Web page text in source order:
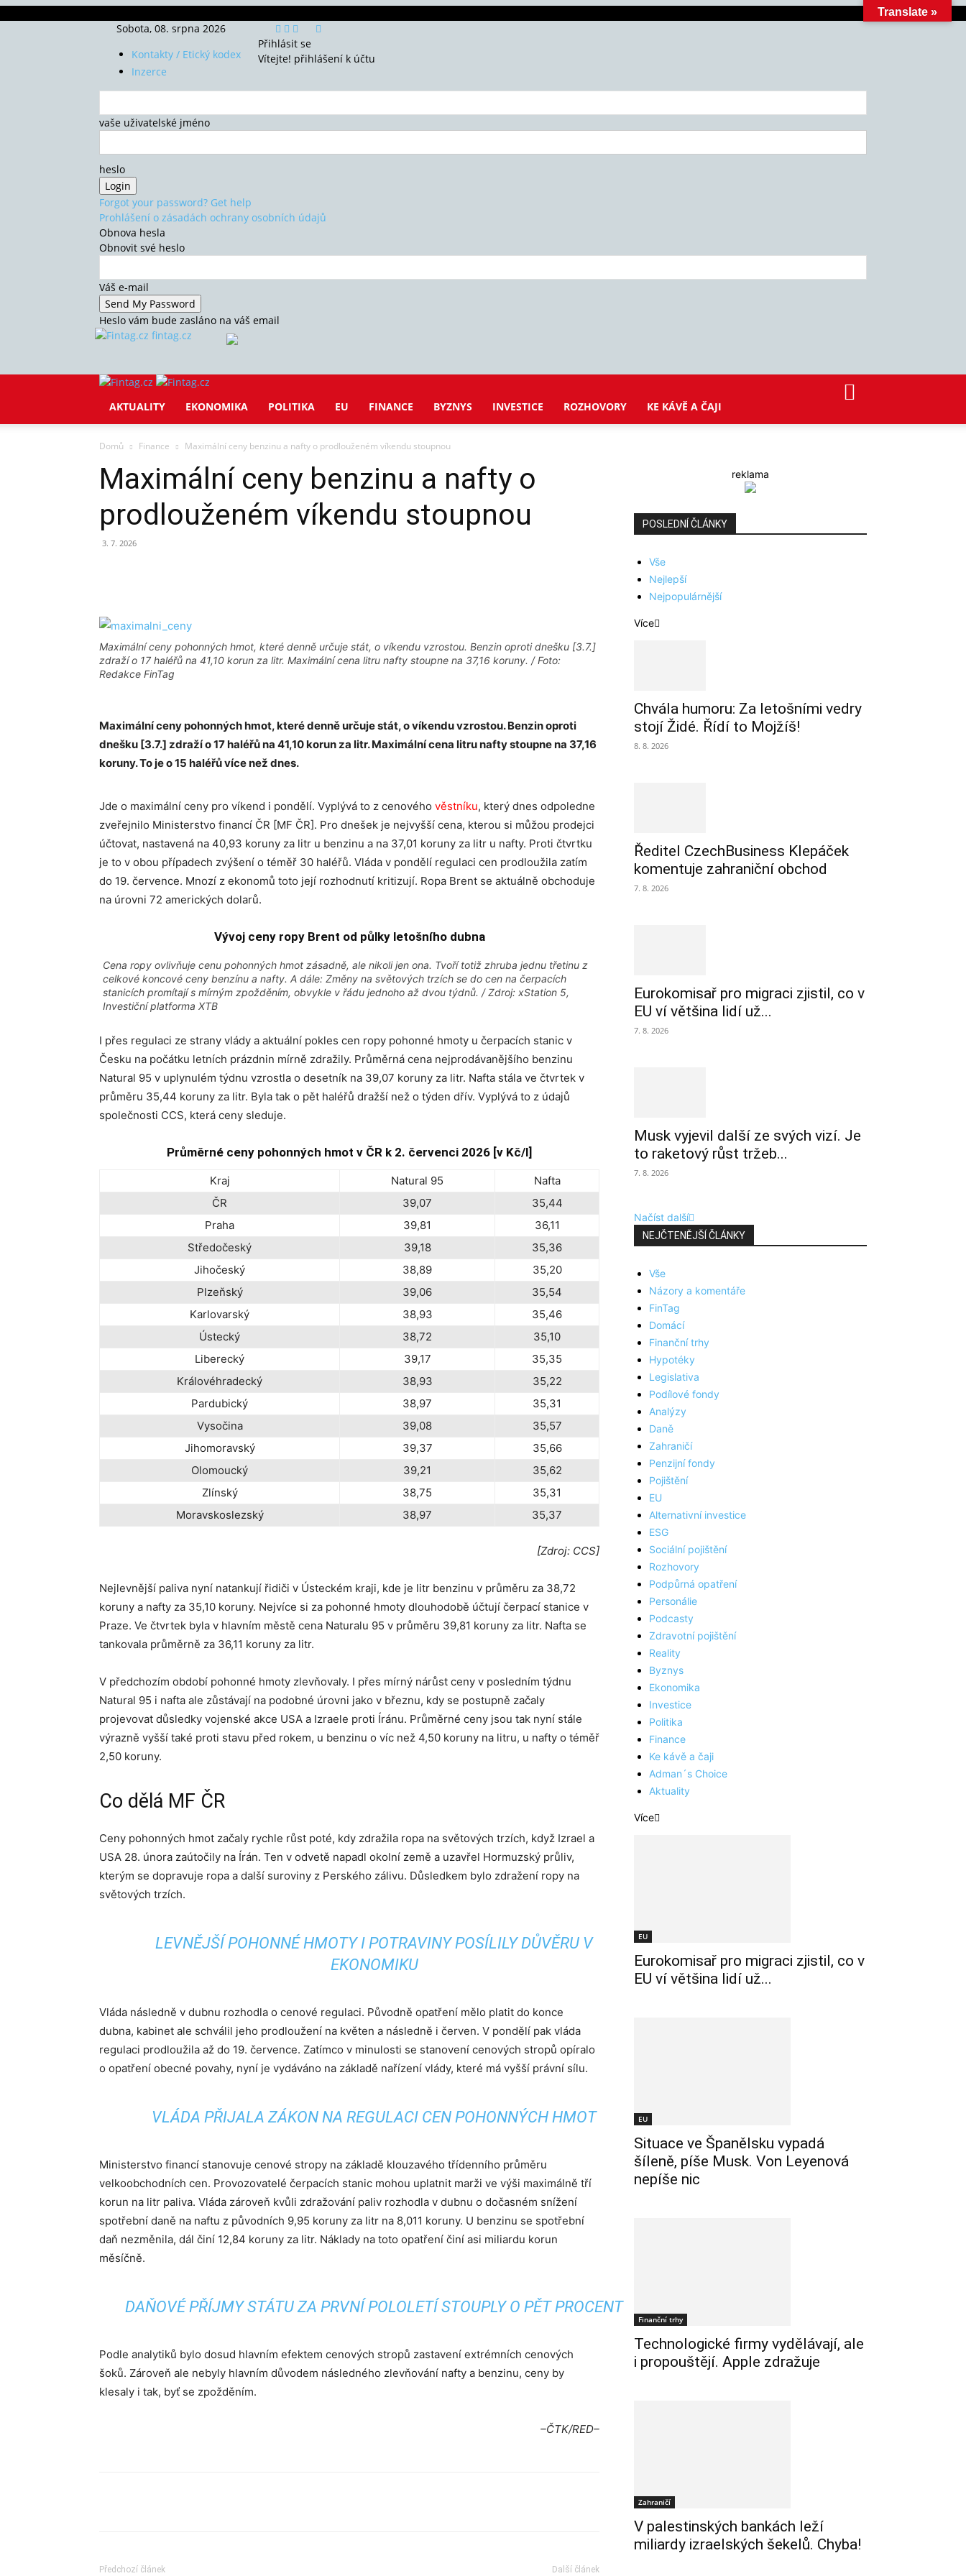
Sobota, 08. srpna 2026
Kontakty / Etický kodex
Inzerce
Přihlásit se
Vítejte! přihlášení k účtu
vaše uživatelské jméno
heslo
Forgot your password? Get help
Prohlášení o zásadách ochrany osobních údajů
Obnova hesla
Obnovit své heslo
Váš e-mail
Heslo vám bude zasláno na váš email
fintag.cz
AKTUALITY EKONOMIKA POLITIKA EU FINANCE BYZNYS INVESTICE ROZHOVORY KE KÁVĚ A ČAJI
Domů Finance Maximální ceny benzinu a nafty o prodlouženém víkendu stoupnou
Maximální ceny benzinu a nafty o
prodlouženém víkendu stoupnou
3. 7. 2026
Maximální ceny pohonných hmot, které denně určuje stát, o víkendu vzrostou. Benzin oproti dnešku [3.7.]
zdraží o 17 haléřů na 41,10 korun za litr. Maximální cena litru nafty stoupne na 37,16 koruny. / Foto:
Redakce FinTag
Maximální ceny pohonných hmot, které denně určuje stát, o víkendu vzrostou. Benzin oproti
dnešku [3.7.] zdraží o 17 haléřů na 41,10 korun za litr. Maximální cena litru nafty stoupne na 37,16
koruny. To je o 15 haléřů více než dnes.
Jde o maximální ceny pro víkend i pondělí. Vyplývá to z cenového věstníku, který dnes odpoledne
zveřejnilo Ministerstvo financí ČR [MF ČR]. Pro dnešek je nejvyšší cena, kterou si můžou prodejci
účtovat, nastavená na 40,93 koruny za litr u benzinu a na 37,01 koruny za litr u nafty. Proti čtvrtku
je to v obou případech zvýšení o téměř 30 haléřů. Vláda v pondělí regulaci cen prodloužila zatím
do 19. července. Mnozí z ekonomů toto její rozhodnutí kritizují. Ropa Brent se aktuálně obchoduje
na úrovni 72 amerických dolarů.
Vývoj ceny ropy Brent od půlky letošního dubna
Cena ropy ovlivňuje cenu pohonných hmot zásadně, ale nikoli jen ona. Tvoří totiž zhruba jednu třetinu z
celkové koncové ceny benzínu a nafty. A dále: Změny na světových trzích se do cen na čerpacích
stanicích promítají s mírným zpožděním, obvykle v řádu jednoho až dvou týdnů. / Zdroj: xStation 5,
Investiční platforma XTB
I přes regulaci ze strany vlády a aktuální pokles cen ropy pohonné hmoty u čerpacích stanic v
Česku na počátku letních prázdnin mírně zdražily. Průměrná cena nejprodávanějšího benzinu
Natural 95 v uplynulém týdnu vzrostla o desetník na 39,07 koruny za litr. Nafta stála ve čtvrtek v
průměru 35,44 koruny za litr. Byla tak o pět haléřů dražší než o týden dřív. Vyplývá to z údajů
společnosti CCS, která ceny sleduje.
Průměrné ceny pohonných hmot v ČR k 2. červenci 2026 [v Kč/l]
Kraj Natural 95
Nafta
ČR
39,07
35,44
Praha
39,81
36,11
Středočeský
39,18
35,36
Jihočeský
38,89
35,20
Plzeňský
39,06
35,54
Karlovarský
38,93
35,46
Ústecký
38,72
35,10
Liberecký
39,17
35,35
Královéhradecký
38,93
35,22
Pardubický
38,97
35,31
Vysočina
39,08
35,57
Jihomoravský
39,37
35,66
Olomoucký
39,21
35,62
Zlínský
38,75
35,31
Moravskoslezský
38,97 35,37
[Zdroj: CCS]
Nejlevnější paliva nyní natankují řidiči v Ústeckém kraji, kde je litr benzinu v průměru za 38,72
koruny a nafty za 35,10 koruny. Nejvíce si za pohonné hmoty dlouhodobě účtují čerpací stanice v
Praze. Ve čtvrtek byla v hlavním městě cena Naturalu 95 v průměru 39,81 koruny za litr. Nafta se
tankovala průměrně za 36,11 koruny za litr.
V předchozím období pohonné hmoty zlevňovaly. I přes mírný nárůst ceny v posledním týdnu
Natural 95 i nafta ale zůstávají na podobné úrovni jako v březnu, kdy se postupně začaly
projevovat důsledky vojenské akce USA a Izraele proti Íránu. Průměrné ceny jsou tak nyní stále
výrazně vyšší také proti stavu před rokem, u benzinu o víc než 4,50 koruny na litru, u nafty o téměř
2,50 koruny.
Co dělá MF ČR
Ceny pohonných hmot začaly rychle růst poté, kdy zdražila ropa na světových trzích, když Izrael a
USA 28. února zaútočily na Írán. Ten v odvetě napadl okolní země a uzavřel Hormuzský průliv,
kterým se dopravuje ropa a další suroviny z Perského zálivu. Důsledkem bylo zdražení ropy na
světových trzích.
LEVNĚJŠÍ POHONNÉ HMOTY I POTRAVINY POSÍLILY DŮVĚRU V
EKONOMIKU
Vláda následně v dubnu rozhodla o cenové regulaci. Původně opatření mělo platit do konce
dubna, kabinet ale schválil jeho prodloužení na květen a následně i červen. V pondělí pak vláda
regulaci prodloužila až do 19. července. Zatímco v minulosti se stanovení cenových stropů opíralo
o opatření obecné povahy, nyní je vydáváno na základě nařízení vlády, které má vyšší právní sílu.
VLÁDA PŘIJALA ZÁKON NA REGULACI CEN POHONNÝCH HMOT
Ministerstvo financí stanovuje cenové stropy na základě klouzavého třídenního průměru
velkoobchodních cen. Provozovatelé čerpacích stanic mohou uplatnit marži ve výši maximálně tří
korun na litr paliva. Vláda zároveň kvůli zdražování paliv rozhodla v dubnu o dočasném snížení
spotřební daně na naftu z původních 9,95 koruny za litr na 8,011 koruny. U benzinu se spotřební
daň nezměnila, dál činí 12,84 koruny za litr. Náklady na toto opatření činí asi miliardu korun
měsíčně.
DAŇOVÉ PŘÍJMY STÁTU ZA PRVNÍ POLOLETÍ STOUPLY O PĚT PROCENT
Podle analytiků bylo dosud hlavním efektem cenových stropů zastavení extrémních cenových
šoků. Zároveň ale nebyly hlavním důvodem následného zlevňování nafty a benzinu, ceny by
klesaly i tak, byť se zpožděním.
–ČTK/RED–
Předchozí článek Další článek
reklama
POSLEDNÍ ČLÁNKY
Vše
Nejlepší
Nejpopulárnější
Více
Chvála humoru: Za letošními vedry
stojí Židé. Řídí to Mojžíš!
8. 8. 2026
Ředitel CzechBusiness Klepáček
komentuje zahraniční obchod
7. 8. 2026
Eurokomisař pro migraci zjistil, co v
EU ví většina lidí už...
7. 8. 2026
Musk vyjevil další ze svých vizí. Je
to raketový růst tržeb...
7. 8. 2026
Načíst další
NEJČTENĚJŠÍ ČLÁNKY
Vše
Názory a komentáře
FinTag
Domácí
Finanční trhy
Hypotéky
Legislativa
Podílové fondy
Analýzy
Daně
Zahraničí
Penzijní fondy
Pojištění
EU
Alternativní investice
ESG
Sociální pojištění
Rozhovory
Podpůrná opatření
Personálie
Podcasty
Zdravotní pojištění
Reality
Byznys
Ekonomika
Investice
Politika
Finance
Ke kávě a čaji
Adman´s Choice
Aktuality
Více
EU
Eurokomisař pro migraci zjistil, co v
EU ví většina lidí už...
EU
Situace ve Španělsku vypadá
šíleně, píše Musk. Von Leyenová
nepíše nic
Finanční trhy
Technologické firmy vydělávají, ale
i propouštějí. Apple zdražuje
Zahraničí
V palestinských bankách leží
miliardy izraelských šekelů. Chyba!
Translate »